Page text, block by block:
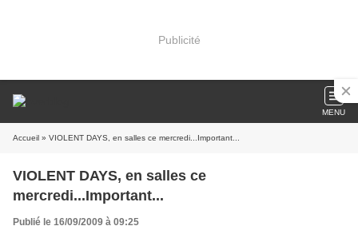
Publicité
MENU
Accueil » VIOLENT DAYS, en salles ce mercredi...Important...
VIOLENT DAYS, en salles ce
mercredi...Important...
Publié le 16/09/2009 à 09:25